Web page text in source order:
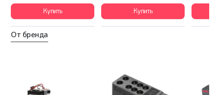
Купить Купить
От бренда